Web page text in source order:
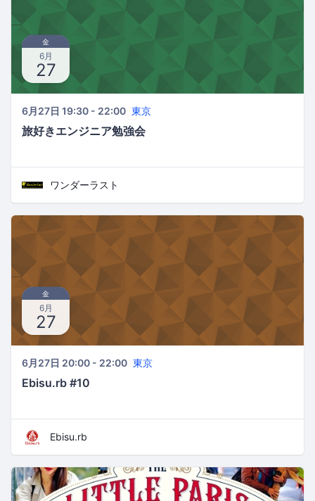
金
6月
27
6月27日 19:30 - 22:00 東京
旅好きエンジニア勉強会
ワンダーラスト
金
6月
27
6月27日 20:00 - 22:00 東京
Ebisu.rb #10
Ebisu.rb